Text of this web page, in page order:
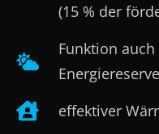
(15 % der
Funktion
effektiver